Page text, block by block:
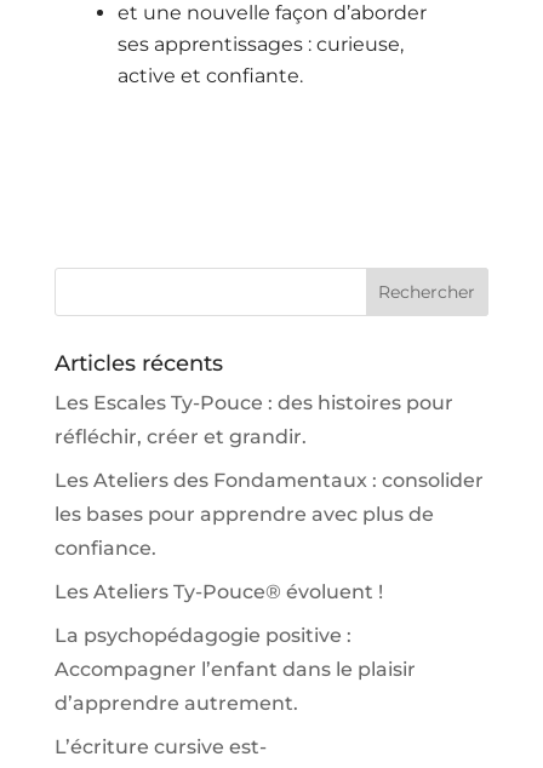
et une nouvelle façon d’aborder
ses apprentissages : curieuse,
active et confiante.
Articles récents
Les Escales Ty-Pouce : des histoires pour
réfléchir, créer et grandir.
Les Ateliers des Fondamentaux : consolider
les bases pour apprendre avec plus de
confiance.
Les Ateliers Ty-Pouce® évoluent !
La psychopédagogie positive :
Accompagner l’enfant dans le plaisir
d’apprendre autrement.
L’écriture cursive est-